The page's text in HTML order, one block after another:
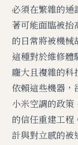
必須在繁雜的通
著可能面臨被抬
的日常將被機械
這種對於維修
龐大且複雜的
依賴這些機器，
小米空調的政策
的信任重建工程
計與對立感的被